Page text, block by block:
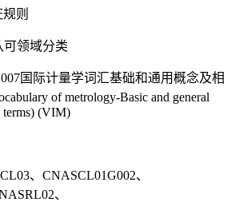
则
可领域分类
国际计量学词汇基础和通用概念及相
of metrology-Basic and general
terms) (VIM)
、CNASCL01G002、
、